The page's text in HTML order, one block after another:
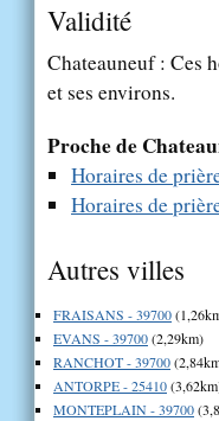
Validité
Chateauneuf : Ces
et ses environs.
Proche de
Horaires de
Horaires de
Autres villes
FRAISANS - 39700
EVANS - 39700(2,29km)
RANCHOT - 39700
ANTORPE - 25410
MONTEPLAIN - 39700